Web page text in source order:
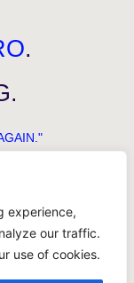
experience,
our traffic.
use of cookies.
.